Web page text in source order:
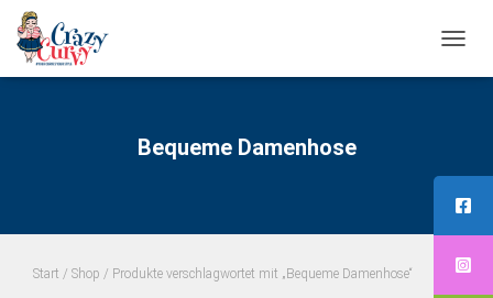
Bequeme Damenhose
Start / Shop / Produkte verschlagwortet mit „Bequeme Damenhose“